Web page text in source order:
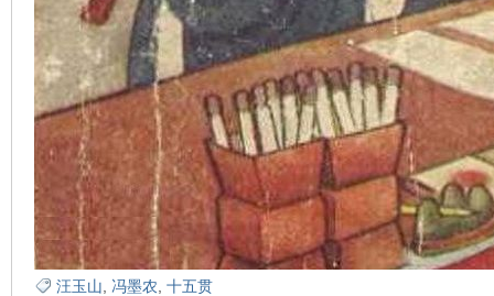
汪玉山 冯墨农 十五贯